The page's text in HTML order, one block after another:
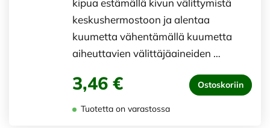
kipua estämällä kivun välittymistä
keskushermostoon ja alentaa
kuumetta vähentämällä kuumetta
aiheuttavien välittäjäaineiden …
3,46 € Ostoskoriin
Tuotetta on varastossa